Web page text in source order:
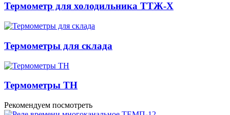
Термометр для холодильника ТТЖ-Х
Термометры для склада
Термометры ТН
Рекомендуем посмотреть